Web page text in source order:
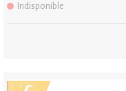
Indisponible